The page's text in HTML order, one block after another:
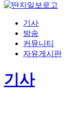
기사
방송
커뮤니티
자유게시판
기사